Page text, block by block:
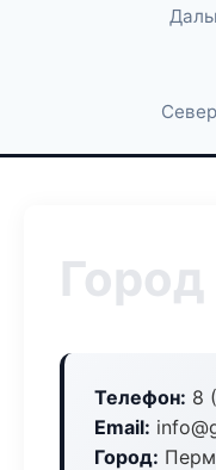
Телефон: 8
Email:
Город: